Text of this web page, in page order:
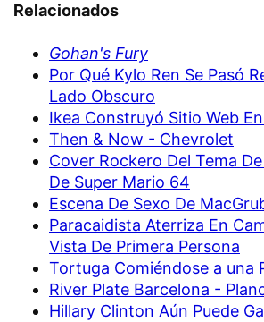
Relacionados
Gohan's Fury
Por Qué Kylo Ren Se Pasó
Lado Obscuro
Ikea Construyó Sitio Web
Then & Now - Chevrolet
Cover Rockero Del Tema
De Super Mario 64
Escena De Sexo De
Paracaidista Aterriza En
Vista De Primera Persona
Tortuga Comiéndose a una
River Plate Barcelona -
Hillary Clinton Aún Puede